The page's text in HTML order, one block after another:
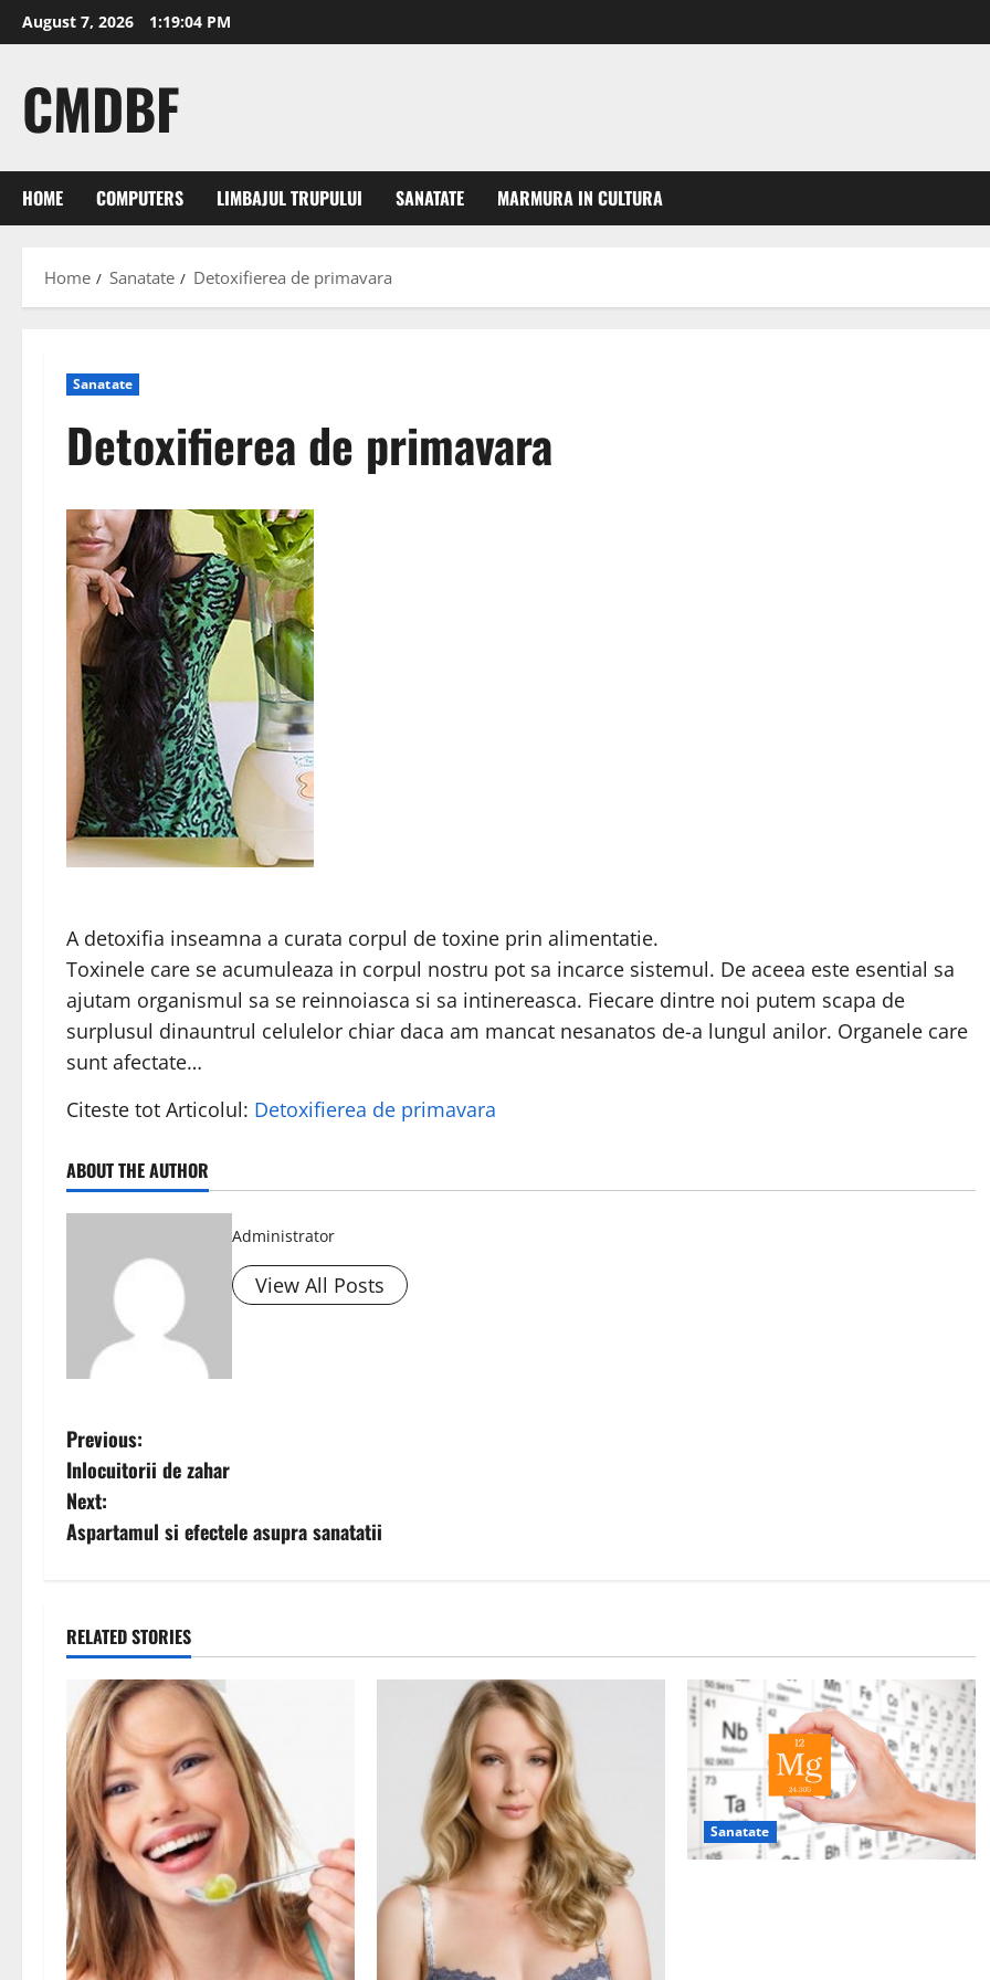
Skip
to
August 7, 2026 1:19:05 PM
CMDBF
HOME COMPUTERS LIMBAJUL TRUPULUI SANATATE MARMURA IN CULTURA
Home Sanatate Detoxifierea de primavara
Sanatate
Detoxifierea de primavara
A detoxifia inseamna a curata corpul de toxine prin alimentatie.
Toxinele care se acumuleaza in corpul nostru pot sa incarce sistemul. De aceea este esential sa
ajutam organismul sa se reinnoiasca si sa intinereasca. Fiecare dintre noi putem scapa de
surplusul dinauntrul celulelor chiar daca am mancat nesanatos de-a lungul anilor. Organele care
sunt afectate…
Citeste tot Articolul: Detoxifierea de primavara
ABOUT THE AUTHOR
Administrator
View All Posts
P
o
s
n
v
i
g
a
t
i
Previous:
Inlocuitorii de zahar
Next:
Aspartamul si efectele asupra sanatatii
RELATED STORIES
Sanatate